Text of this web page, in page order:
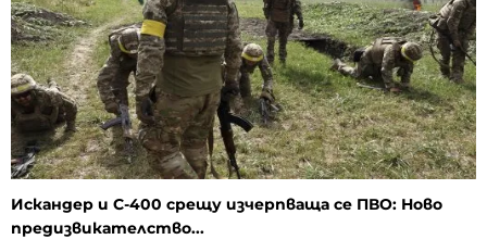
Искандер и С-400 срещу изчерпваща се ПВО: Ново
предизвикателство...